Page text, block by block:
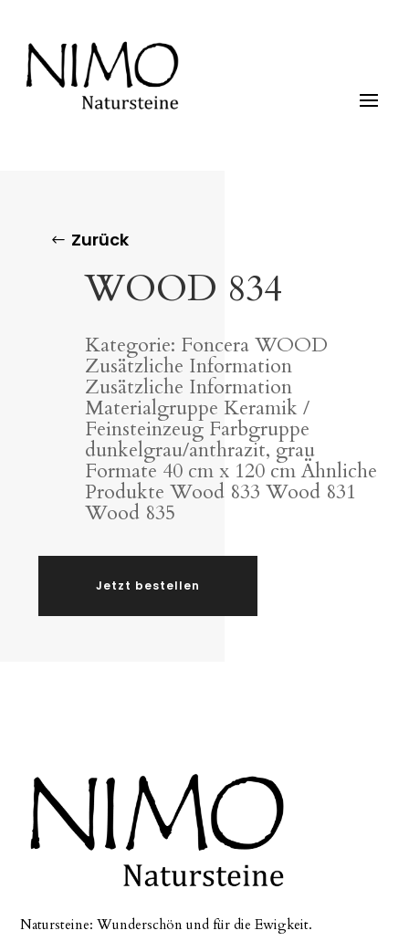
Zurück
WOOD 834
Kategorie: Foncera WOOD
Zusätzliche Information
Zusätzliche Information
Materialgruppe Keramik /
Feinsteinzeug Farbgruppe
dunkelgrau/anthrazit, grau
Formate 40 cm x 120 cm Ähnliche
Produkte Wood 833 Wood 831
Wood 835
Jetzt bestellen
Natursteine: Wunderschön und für die Ewigkeit.